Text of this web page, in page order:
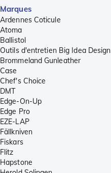
Marques
Ardennes Coticule
Atoma
Ballistol
Outils d'entretien Big Idea Design
Brommeland Gunleather
Case
Chef's Choice
DMT
Edge-On-Up
Edge Pro
EZE-LAP
Fällkniven
Fiskars
Flitz
Hapstone